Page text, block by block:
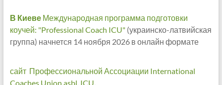
В КиевеМеждународная программа подготовки
коучей: "Professional Coach ICU"(украинско-латвийская
группа) начнется 14 ноября 2026 в онлайн формате
сайт Профессиональной Ассоциации International
Coaches Union asbl, ICU.